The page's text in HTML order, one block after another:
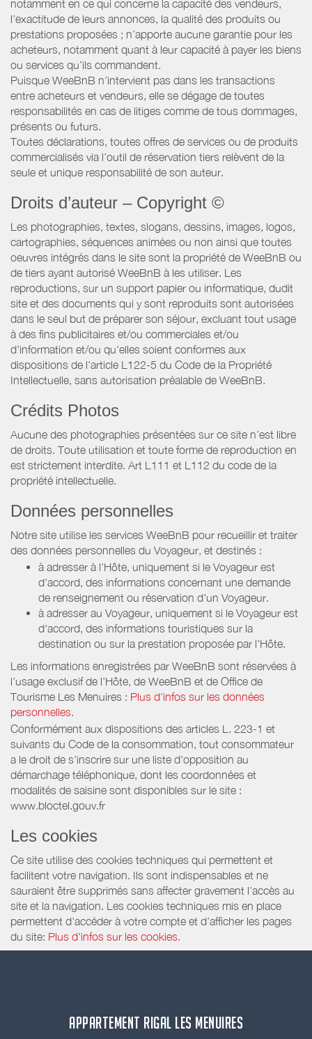
notamment en ce qui concerne la capacité des vendeurs,
l’exactitude de leurs annonces, la qualité des produits ou
prestations proposées ; n’apporte aucune garantie pour les
acheteurs, notamment quant à leur capacité à payer les biens
ou services qu’ils commandent.
Puisque WeeBnB n’intervient pas dans les transactions
entre acheteurs et vendeurs, elle se dégage de toutes
responsabilités en cas de litiges comme de tous dommages,
présents ou futurs.
Toutes déclarations, toutes offres de services ou de produits
commercialisés via l’outil de réservation tiers relèvent de la
seule et unique responsabilité de son auteur.
Droits d’auteur – Copyright ©
Les photographies, textes, slogans, dessins, images, logos,
cartographies, séquences animées ou non ainsi que toutes
oeuvres intégrés dans le site sont la propriété de WeeBnB ou
de tiers ayant autorisé WeeBnB à les utiliser. Les
reproductions, sur un support papier ou informatique, dudit
site et des documents qui y sont reproduits sont autorisées
dans le seul but de préparer son séjour, excluant tout usage
à des fins publicitaires et/ou commerciales et/ou
d'information et/ou qu'elles soient conformes aux
dispositions de l'article L122-5 du Code de la Propriété
Intellectuelle, sans autorisation préalable de WeeBnB.
Crédits Photos
Aucune des photographies présentées sur ce site n’est libre
de droits. Toute utilisation et toute forme de reproduction en
est strictement interdite. Art L111 et L112 du code de la
propriété intellectuelle.
Données personnelles
Notre site utilise les services WeeBnB pour recueillir et traiter
des données personnelles du Voyageur, et destinés :
à adresser à l'Hôte, uniquement si le Voyageur est
d'accord, des informations concernant une demande
de renseignement ou réservation d'un Voyageur.
à adresser au Voyageur, uniquement si le Voyageur est
d'accord, des informations touristiques sur la
destination ou sur la prestation proposée par l'Hôte.
Les informations enregistrées par WeeBnB sont réservées à
l’usage exclusif de l’Hôte, de WeeBnB et de Office de
Tourisme Les Menuires : Plus d'infos sur les données
personnelles.
Conformément aux dispositions des articles L. 223-1 et
suivants du Code de la consommation, tout consommateur
a le droit de s'inscrire sur une liste d'opposition au
démarchage téléphonique, dont les coordonnées et
modalités de saisine sont disponibles sur le site :
www.bloctel.gouv.fr
Les cookies
Ce site utilise des cookies techniques qui permettent et
facilitent votre navigation. Ils sont indispensables et ne
sauraient être supprimés sans affecter gravement l’accès au
site et la navigation. Les cookies techniques mis en place
permettent d'accéder à votre compte et d’afficher les pages
du site: Plus d'infos sur les cookies.
APPARTEMENT RIGAL LES MENUIRES